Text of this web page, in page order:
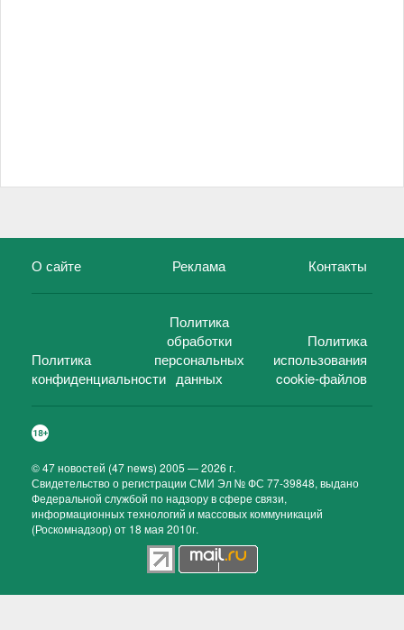
О сайте Реклама Контакты
Политика
конфиденциальности
Политика
обработки
персональных
данных
Политика
использования
cookie-файлов
©47 новостей (47 news) 2005 — 2026 г.
Свидетельство о регистрации СМИ Эл № ФС 77-39848, выдано
Федеральной службой по надзору в сфере связи,
информационных технологий и массовых коммуникаций
(Роскомнадзор) от 18 мая 2010г.